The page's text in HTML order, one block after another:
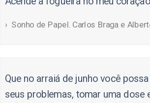
Sonho de Papel. Carlos Braga e
Que no arraiá de junho você
seus problemas, tomar uma dose